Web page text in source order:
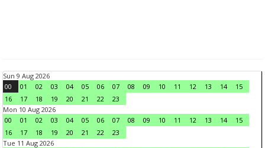
Sun 9 Aug 2026
00
01 02 03 04 05 06 07 08 09 10 11 12 13 14
15
16
17 18 19 20 21 22
23
Mon 10 Aug 2026
00
01 02 03 04 05 06 07 08 09 10 11 12 13 14
15
16
17 18 19 20 21 22
23
Tue 11 Aug 2026